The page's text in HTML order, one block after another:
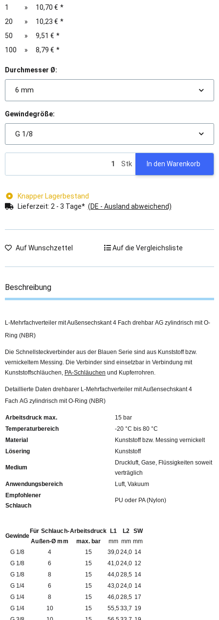
1
» 10,70 € *
20
» 10,23 € *
50
» 9,51 € *
100
» 8,79 € *
Durchmesser Ø:
6 mm
Gewindegröße:
G 1/8
Stk In den Warenkorb
Knapper Lagerbestand
Lieferzeit: 2 - 3 Tage* (DE - Ausland abweichend)
Auf Wunschzettel Auf die Vergleichsliste
Beschreibung
L-Mehrfachverteiler mit Außensechskant 4 Fach drehbar AG zylindrisch mit O-
Ring (NBR)
Die Schnellsteckverbinder aus der Blauen Serie sind aus Kunststoff bzw.
vernickeltem Messing. Die Verbinder sind einsetzbar in Verbindung mit
Kunststoffschläuchen, PA-Schläuchen und Kupferrohren.
Detaillierte Daten drehbarer L-Mehrfachverteiler mit Außensechskant 4
Fach AG zylindrisch mit O-Ring (NBR)
Arbeitsdruck max.
15 bar
Temperaturbereich
-20 °C bis 80 °C
Material
Kunststoff bzw. Messing vernickelt
Lösering
Kunststoff
Medium
Druckluft, Gase, Flüssigkeiten soweit
verträglich
Anwendungsbereich
Luft, Vakuum
Empfohlener
Schlauch
PU oder PA (Nylon)
Gewinde
Für Schlauch-
Außen-Ø mm
Arbeitsdruck
max. bar
L1
mm
L2
mm
SW
mm
G 1/8
4 15 39,024,0 14
G 1/8
6 15 41,024,0 12
G 1/8
8 15 44,028,5 14
G 1/4
6 15 43,024,0 14
G 1/4
8 15 46,028,5 17
G 1/4
10 15 55,533,7 19